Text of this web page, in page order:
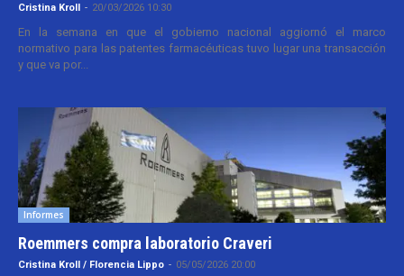
Cristina Kroll - 20/03/2026 10:30
En la semana en que el gobierno nacional aggiornó el marco
normativo para las patentes farmacéuticas tuvo lugar una transacción
y que va por...
Informes
Roemmers compra laboratorio Craveri
Cristina Kroll / Florencia Lippo - 05/05/2026 20:00